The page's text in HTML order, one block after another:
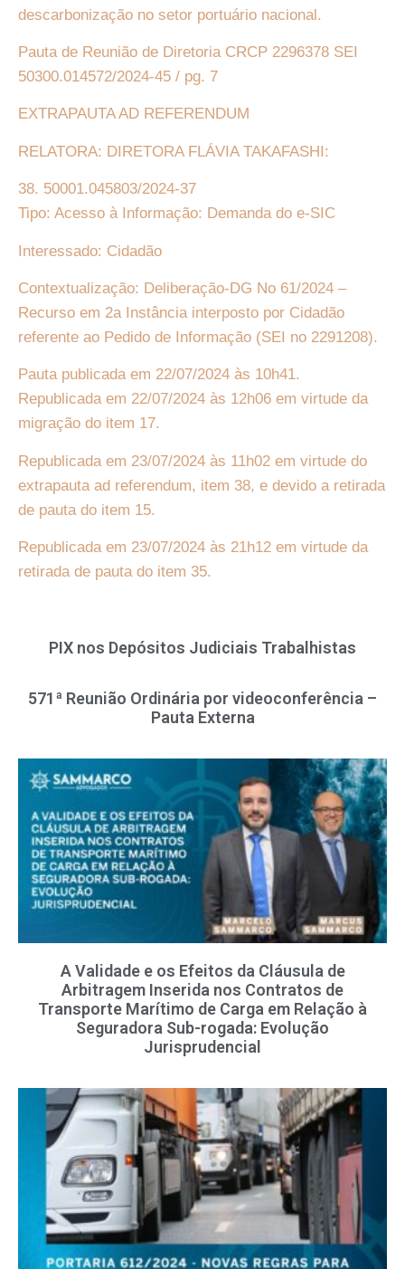
descarbonização no setor portuário nacional.
Pauta de Reunião de Diretoria CRCP 2296378 SEI
50300.014572/2024-45 / pg. 7
EXTRAPAUTA AD REFERENDUM
RELATORA: DIRETORA FLÁVIA TAKAFASHI:
38. 50001.045803/2024-37
Tipo: Acesso à Informação: Demanda do e-SIC
Interessado: Cidadão
Contextualização: Deliberação-DG No 61/2024 –
Recurso em 2a Instância interposto por Cidadão
referente ao Pedido de Informação (SEI no 2291208).
Pauta publicada em 22/07/2024 às 10h41.
Republicada em 22/07/2024 às 12h06 em virtude da
migração do item 17.
Republicada em 23/07/2024 às 11h02 em virtude do
extrapauta ad referendum, item 38, e devido a retirada
de pauta do item 15.
Republicada em 23/07/2024 às 21h12 em virtude da
retirada de pauta do item 35.
PIX nos Depósitos Judiciais Trabalhistas
571ª Reunião Ordinária por videoconferência –
Pauta Externa
A Validade e os Efeitos da Cláusula de
Arbitragem Inserida nos Contratos de
Transporte Marítimo de Carga em Relação à
Seguradora Sub-rogada: Evolução
Jurisprudencial